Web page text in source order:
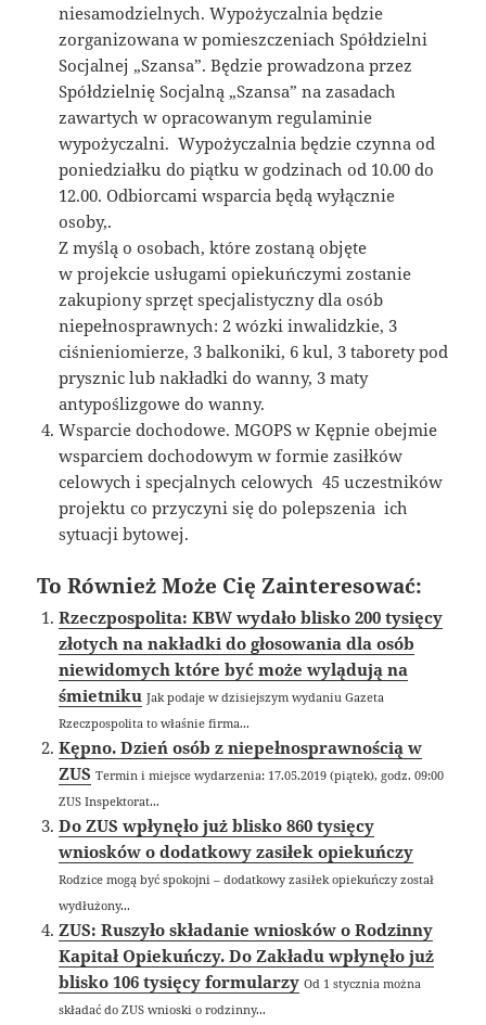
niesamodzielnych. Wypożyczalnia będzie
zorganizowana w pomieszczeniach Spółdzielni
Socjalnej „Szansa”. Będzie prowadzona przez
Spółdzielnię Socjalną „Szansa” na zasadach
zawartych w opracowanym regulaminie
wypożyczalni. Wypożyczalnia będzie czynna od
poniedziałku do piątku w godzinach od 10.00 do
12.00. Odbiorcami wsparcia będą wyłącznie
osoby,.
Z myślą o osobach, które zostaną objęte
w projekcie usługami opiekuńczymi zostanie
zakupiony sprzęt specjalistyczny dla osób
niepełnosprawnych: 2 wózki inwalidzkie, 3
ciśnieniomierze, 3 balkoniki, 6 kul, 3 taborety pod
prysznic lub nakładki do wanny, 3 maty
antypoślizgowe do wanny.
Wsparcie dochodowe. MGOPS w Kępnie obejmie
wsparciem dochodowym w formie zasiłków
celowych i specjalnych celowych 45 uczestników
projektu co przyczyni się do polepszenia ich
sytuacji bytowej.
To Również Może Cię Zainteresować:
Rzeczpospolita: KBW wydało blisko 200 tysięcy
złotych na nakładki do głosowania dla osób
niewidomych które być może wylądują na
śmietniku Jak podaje w dzisiejszym wydaniu Gazeta
Rzeczpospolita to właśnie firma...
Kępno. Dzień osób z niepełnosprawnością w
ZUS Termin i miejsce wydarzenia: 17.05.2019 (piątek), godz. 09:00
ZUS Inspektorat...
Do ZUS wpłynęło już blisko 860 tysięcy
wniosków o dodatkowy zasiłek opiekuńczy
Rodzice mogą być spokojni – dodatkowy zasiłek opiekuńczy został
wydłużony...
ZUS: Ruszyło składanie wniosków o Rodzinny
Kapitał Opiekuńczy. Do Zakładu wpłynęło już
blisko 106 tysięcy formularzy Od 1 stycznia można
składać do ZUS wnioski o rodzinny...